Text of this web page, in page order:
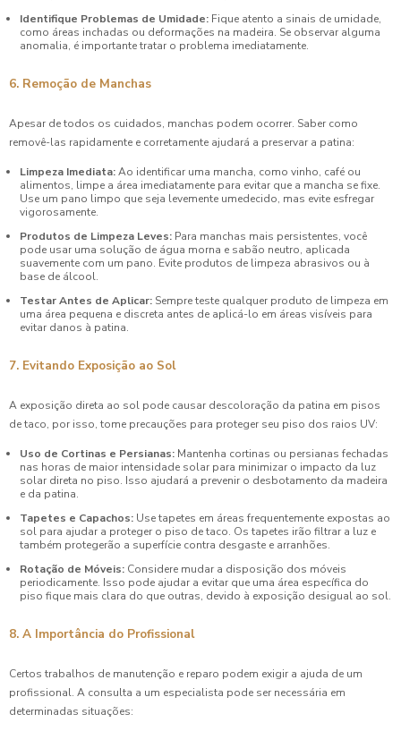
Identifique Problemas de Umidade: Fique atento a sinais de umidade,
como áreas inchadas ou deformações na madeira. Se observar alguma
anomalia, é importante tratar o problema imediatamente.
6. Remoção de Manchas
Apesar de todos os cuidados, manchas podem ocorrer. Saber como
removê-las rapidamente e corretamente ajudará a preservar a patina:
Limpeza Imediata:Ao identificar uma mancha, como vinho, café ou
alimentos, limpe a área imediatamente para evitar que a mancha se fixe.
Use um pano limpo que seja levemente umedecido, mas evite esfregar
vigorosamente.
Produtos de Limpeza Leves: Para manchas mais persistentes, você
pode usar uma solução de água morna e sabão neutro, aplicada
suavemente com um pano. Evite produtos de limpeza abrasivos ou à
base de álcool.
Testar Antes de Aplicar: Sempre teste qualquer produto de limpeza em
uma área pequena e discreta antes de aplicá-lo em áreas visíveis para
evitar danos à patina.
7. Evitando Exposição ao Sol
A exposição direta ao sol pode causar descoloração da patina em pisos
de taco, por isso, tome precauções para proteger seu piso dos raios UV:
Uso de Cortinas e Persianas: Mantenha cortinas ou persianas fechadas
nas horas de maior intensidade solar para minimizar o impacto da luz
solar direta no piso. Isso ajudará a prevenir o desbotamento da madeira
e da patina.
Tapetes e Capachos: Use tapetes em áreas frequentemente expostas ao
sol para ajudar a proteger o piso de taco. Os tapetes irão filtrar a luz e
também protegerão a superfície contra desgaste e arranhões.
Rotação de Móveis: Considere mudar a disposição dos móveis
periodicamente. Isso pode ajudar a evitar que uma área específica do
piso fique mais clara do que outras, devido à exposição desigual ao sol.
8. A Importância do Profissional
Certos trabalhos de manutenção e reparo podem exigir a ajuda de um
profissional. A consulta a um especialista pode ser necessária em
determinadas situações: